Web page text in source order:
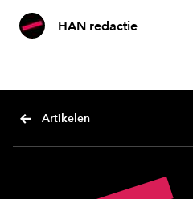
HAN redactie
Artikelen